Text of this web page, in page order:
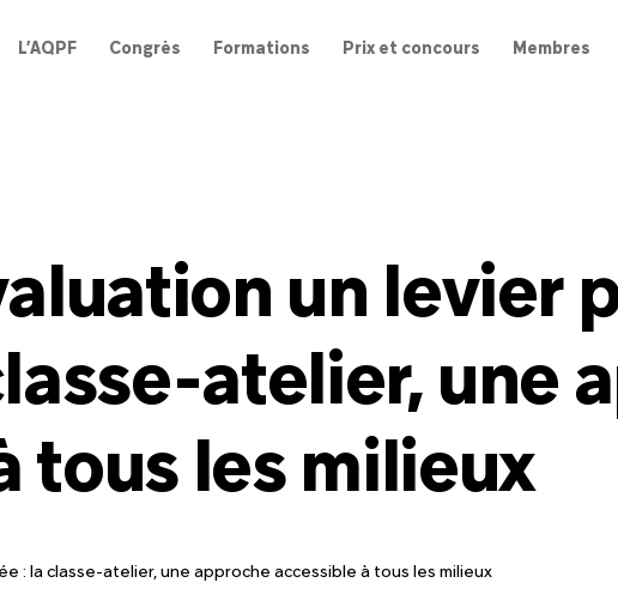
L’AQPF Congrès Formations Prix et concours Membres
un levier
atelier, une
tous les milieux
: la classe-atelier, une approche accessible à tous les milieux